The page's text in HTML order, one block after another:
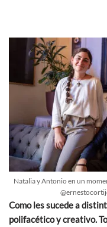
Natalia y Antonio en un
Como les sucede a
polifacético y creativo.